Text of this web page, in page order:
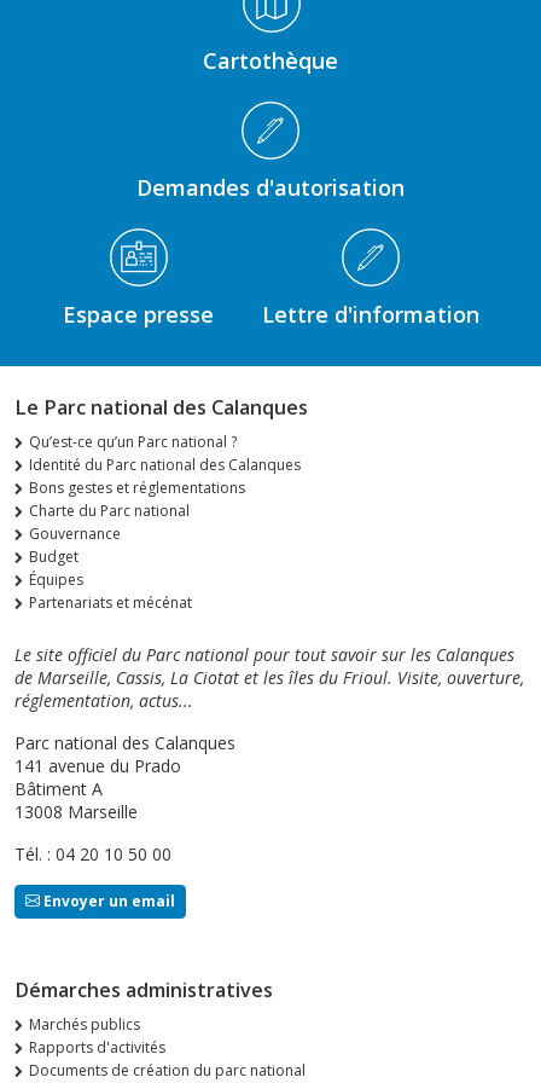
Cartothèque
Demandes d'autorisation
Espace presse Lettre d'information
Le Parc national des Calanques
Qu’est-ce qu’un Parc national ?
Identité du Parc national des Calanques
Bons gestes et réglementations
Charte du Parc national
Gouvernance
Budget
Équipes
Partenariats et mécénat
Le site officiel du Parc national pour tout savoir sur les Calanques
de Marseille, Cassis, La Ciotat et les îles du Frioul. Visite, ouverture,
réglementation, actus...
Parc national des Calanques
141 avenue du Prado
Bâtiment A
13008 Marseille
Tél. : 04 20 10 50 00
Envoyer un email
Démarches administratives
Marchés publics
Rapports d'activités
Documents de création du parc national